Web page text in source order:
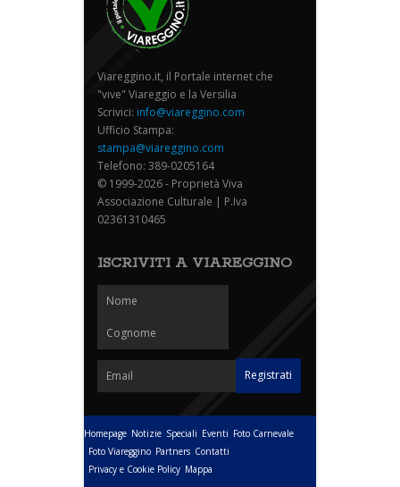
Viareggino.it, il Portale internet che
"vive" Viareggio e la Versilia
Scrivici: info@viareggino.com
Ufficio Stampa:
stampa@viareggino.com
Telefono: 389-0205164
© 1999-2026 - Proprietà Viva
Associazione Culturale | P.Iva
02361310465
ISCRIVITI A VIAREGGINO
Homepage Notizie Speciali Eventi Foto Carnevale
Foto Viareggino Partners Contatti
Privacy e Cookie Policy Mappa